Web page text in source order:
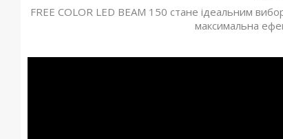
FREE COLOR LED BEAM 150 стане ідеальним
максимальна